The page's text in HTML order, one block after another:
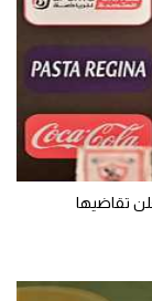
تقاضيها